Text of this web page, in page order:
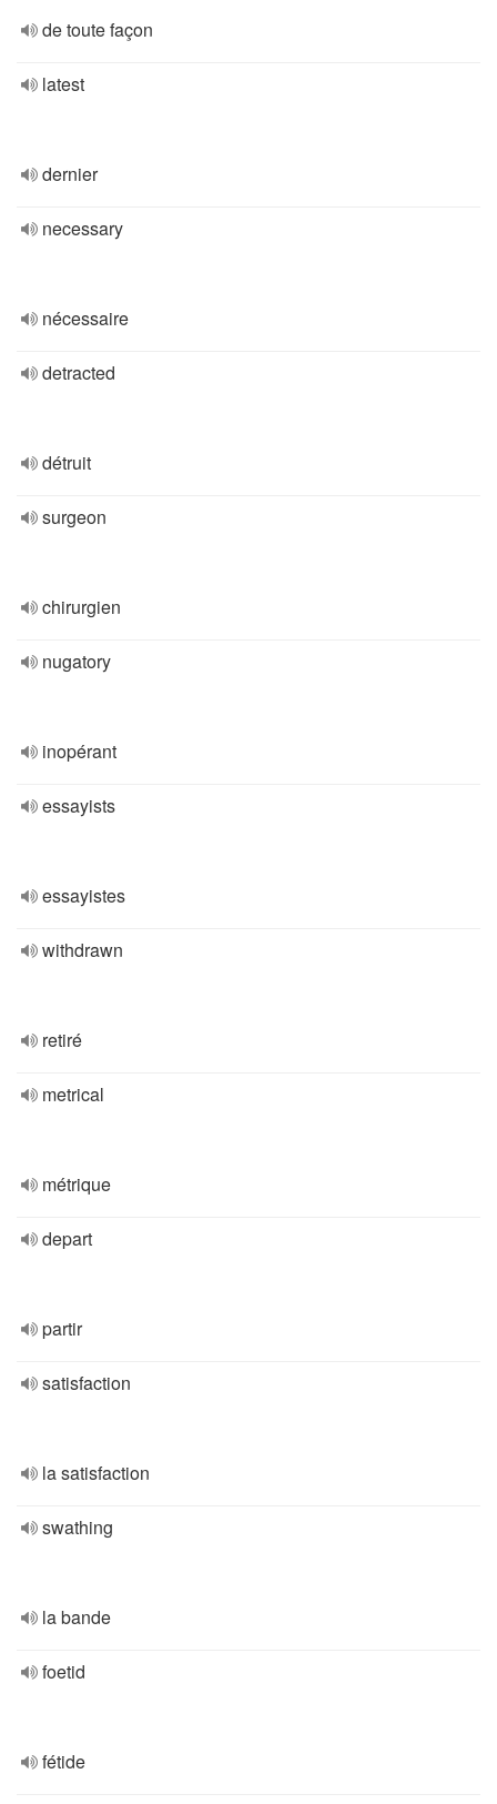
de toute façon
latest
dernier
necessary
nécessaire
detracted
détruit
surgeon
chirurgien
nugatory
inopérant
essayists
essayistes
withdrawn
retiré
metrical
métrique
depart
partir
satisfaction
la satisfaction
swathing
la bande
foetid
fétide